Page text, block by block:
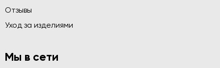
Отзывы
Уход за изделиями
Мы в сети